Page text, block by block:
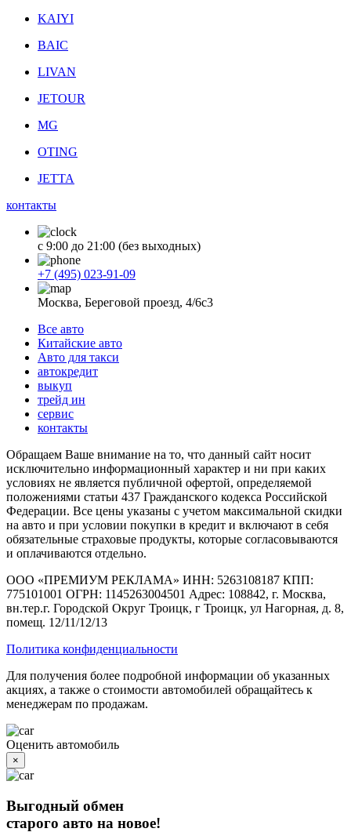
KAIYI
BAIC
LIVAN
JETOUR
MG
OTING
JETTA
контакты
с 9:00 до 21:00 (без выходных)
+7 (495) 023-91-09
Москва, Береговой проезд, 4/6с3
Все авто
Китайские авто
Авто для такси
автокредит
выкуп
трейд ин
сервис
контакты
Обращаем Ваше внимание на то, что данный сайт носит
исключительно информационный характер и ни при каких
условиях не является публичной офертой, определяемой
положениями статьи 437 Гражданского кодекса Российской
Федерации. Все цены указаны с учетом максимальной скидки
на авто и при условии покупки в кредит и включают в себя
обязательные страховые продукты, которые согласовываются
и оплачиваются отдельно.
ООО «ПРЕМИУМ РЕКЛАМА» ИНН: 5263108187 КПП:
775101001 ОГРН: 1145263004501 Адрес: 108842, г. Москва,
вн.тер.г. Городской Округ Троицк, г Троицк, ул Нагорная, д. 8,
помещ. 12/11/12/13
Политика конфиденциальности
Для получения более подробной информации об указанных
акциях, а также о стоимости автомобилей обращайтесь к
менеджерам по продажам.
Оценить автомобиль
×
Выгодный обмен
старого авто на новое!